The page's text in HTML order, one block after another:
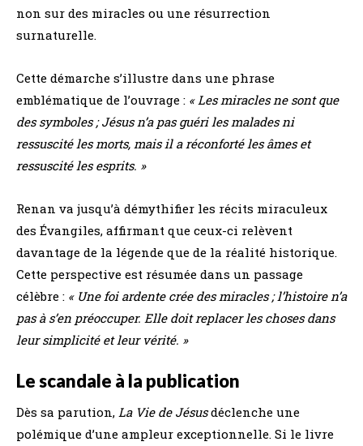
non sur des miracles ou une résurrection
surnaturelle.
Cette démarche s’illustre dans une phrase
emblématique de l’ouvrage : « Les miracles ne sont que
des symboles ; Jésus n’a pas guéri les malades ni
ressuscité les morts, mais il a réconforté les âmes et
ressuscité les esprits. »
Renan va jusqu’à démythifier les récits miraculeux
des Évangiles, affirmant que ceux-ci relèvent
davantage de la légende que de la réalité historique.
Cette perspective est résumée dans un passage
célèbre : « Une foi ardente crée des miracles ; l’histoire n’a
pas à s’en préoccuper. Elle doit replacer les choses dans
leur simplicité et leur vérité. »
Le scandale à la publication
Dès sa parution, La Vie de Jésusdéclenche une
polémique d’une ampleur exceptionnelle. Si le livre